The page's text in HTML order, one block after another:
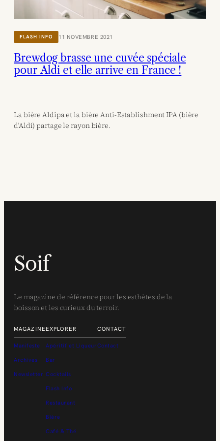
FLASH INFO 11 NOVEMBRE 2021
Brewdog brasse une cuvée spéciale
pour Aldi et elle arrive en France !
La bière Aldipa et la bière Anti-Establishment IPA (bière
d'Aldi) partage le rayon bière.
Soif
Le magazine de référence pour les esthètes de la
boisson et les curieux du terroir.
MAGAZINE
Manifeste
Archives
Newsletter
EXPLORER
Apéritif et Liqueur
Bar
Cocktails
Flash Info
Restaurant
Bière
Café & Thé
CONTACT
Contact